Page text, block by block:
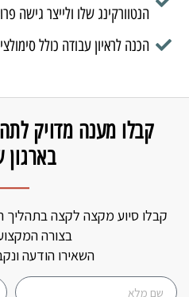
הנטוורקינג שלו ולייצר גישה
הכנה לראיון עבודה כולל
קבלו מענה מדויק
בצורה
השאירו הודעה